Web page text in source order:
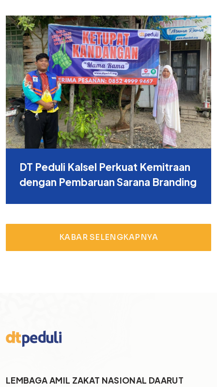
DT Peduli Kalsel Perkuat Kemitraan
dengan Pembaruan Sarana Branding
KABAR SELENGKAPNYA
LEMBAGA AMIL ZAKAT NASIONAL DAARUT